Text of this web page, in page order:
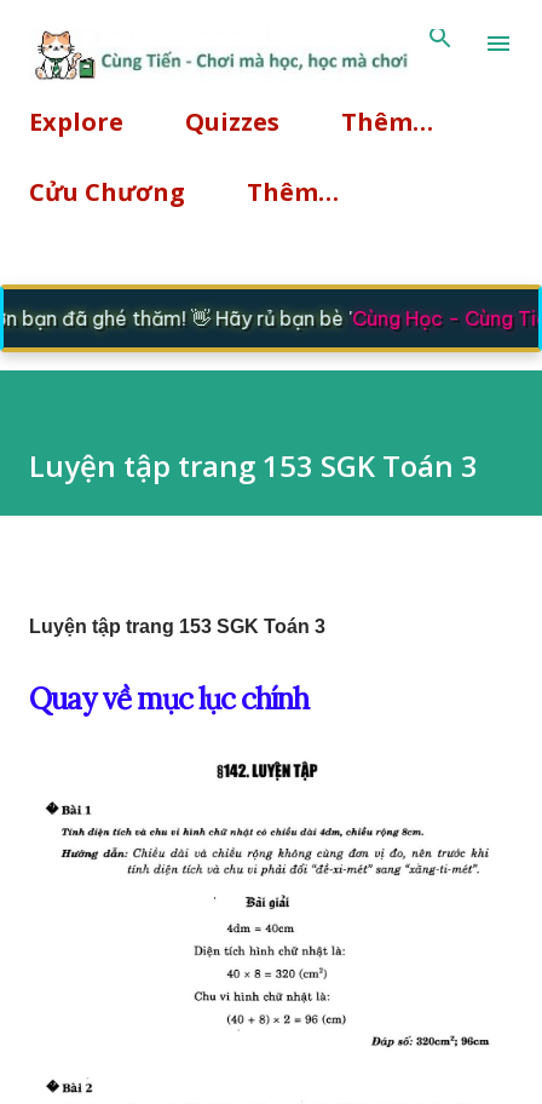
Explore Quizzes Thêm…
Cửu Chương Thêm…
bạn đã ghé thăm! 👋 Hãy rủ bạn bè 'Cùng Học - Cùng
Luyện tập trang 153 SGK Toán 3
Luyện tập trang 153 SGK Toán 3
Quay về mục lục chính